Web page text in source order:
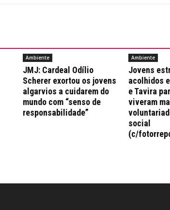
Ambiente
JMJ: Cardeal Odílio
Scherer exortou os jovens
algarvios a cuidarem do
mundo com “senso de
responsabilidade”
Ambiente
Jovens
acolhidos
e Tavira
viveram
social
(c/